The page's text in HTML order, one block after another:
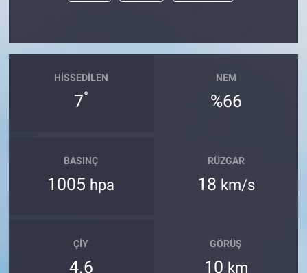
HISSEDILEN
7°
NEM
%66
BASINÇ
1005 hpa
RÜZGAR
18 km/s
ÇIY
4.6
GÖRÜŞ
10 km